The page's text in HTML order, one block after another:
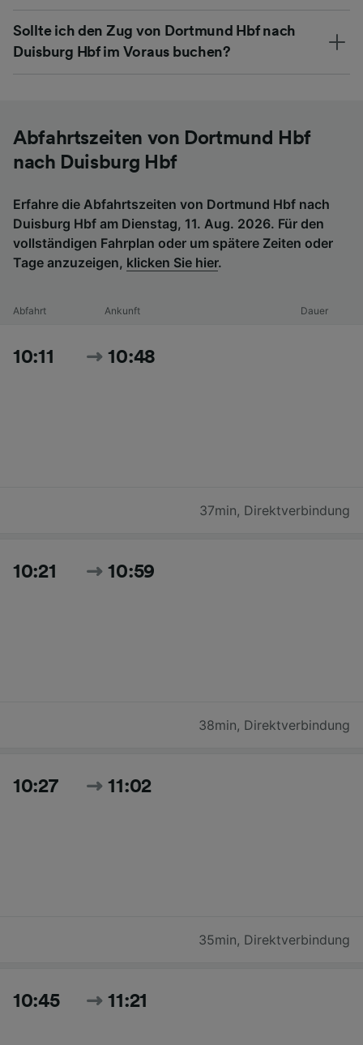
Sollte ich den Zug von Dortmund Hbf nach
Duisburg Hbf im Voraus buchen?
Abfahrtszeiten von Dortmund Hbf
nach Duisburg Hbf
Erfahre die Abfahrtszeiten von Dortmund Hbf nach
Duisburg Hbf am Dienstag, 11. Aug. 2026. Für den
vollständigen Fahrplan oder um spätere Zeiten oder
Tage anzuzeigen, klicken Sie hier.
Abfahrt Ankunft Dauer
10:11 10:48
37min, Direktverbindung
10:21 10:59
38min, Direktverbindung
10:27 11:02
35min, Direktverbindung
10:45 11:21